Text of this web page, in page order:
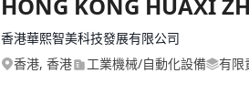
香港華熙智美科技發展有限公司
香港, 香港
工業機械/自動化設備 有限